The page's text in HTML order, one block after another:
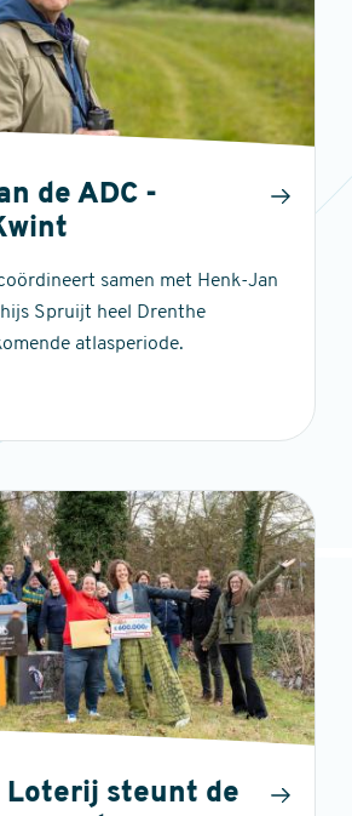
de ADC -
samen met Henk-Jan
Spruijt heel Drenthe
atlasperiode.
Loterij steunt de